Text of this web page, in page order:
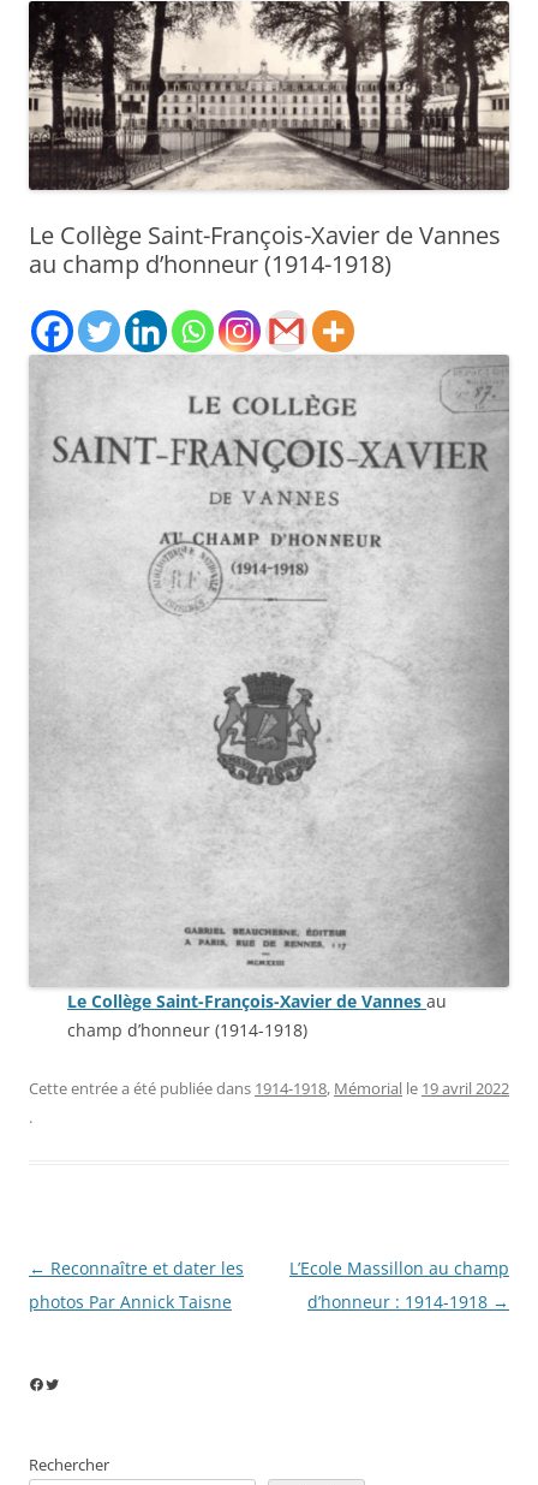
Le Collège Saint-François-Xavier de Vannes
au champ d’honneur (1914-1918)
Le Collège Saint-François-Xavier de Vannes au
champ d’honneur (1914-1918)
Cette entrée a été publiée dans 1914-1918, Mémorial le 19 avril 2022
.
Navigation
des
← Reconnaître et dater les
photos Par Annick Taisne
L’Ecole Massillon au champ
d’honneur : 1914-1918 →
Facebook
Twitter
Rechercher